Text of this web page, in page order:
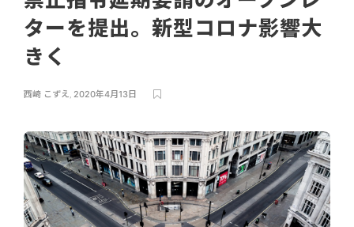
ターを提出。新型コロナ影響大
きく
西崎 こずえ, 2020年4月13日